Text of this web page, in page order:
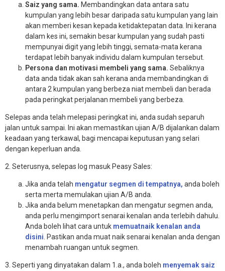
Saiz yang sama. Membandingkan data antara satu
kumpulan yang lebih besar daripada satu kumpulan yang lain
akan memberi kesan kepada ketidaktepatan data. Ini kerana
dalam kes ini, semakin besar kumpulan yang sudah pasti
mempunyai digit yang lebih tinggi, semata-mata kerana
terdapat lebih banyak individu dalam kumpulan tersebut.
Persona dan motivasi membeli yang sama. Sebaliknya
data anda tidak akan sah kerana anda membandingkan di
antara 2 kumpulan yang berbeza niat membeli dan berada
pada peringkat perjalanan membeli yang berbeza.
Selepas anda telah melepasi peringkat ini, anda sudah separuh
jalan untuk sampai. Ini akan memastikan ujian A/B dijalankan dalam
keadaan yang terkawal, bagi mencapai keputusan yang selari
dengan keperluan anda.
2. Seterusnya, selepas log masuk Peasy Sales:
Jika anda telah mengatur segmen di tempatnya, anda boleh
serta merta memulakan ujian A/B anda.
Jika anda belum menetapkan dan mengatur segmen anda,
anda perlu mengimport senarai kenalan anda terlebih dahulu.
Anda boleh lihat cara untuk memuatnaik kenalan anda
disini. Pastikan anda muat naik senarai kenalan anda dengan
menambah ruangan untuk segmen.
3. Seperti yang dinyatakan dalam 1.a., anda boleh menyemak saiz